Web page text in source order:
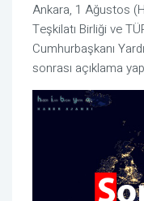
Ankara, 1 Ağustos
Teşkilatı Birliği ve
Cumhurbaşkanı
sonrası açıklama